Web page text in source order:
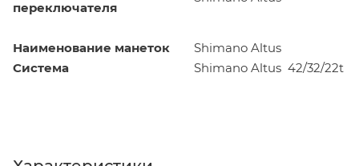
переключателя
Наименование манеток
Shimano Altus
Система
Shimano Altus 42/32/22t